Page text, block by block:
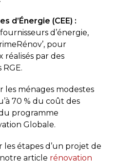
d’Énergie (CEE) :
d’énergie,
pour
réalisés par des
les ménages modestes
70 % du coût des
programme
Globale.
les étapes d’un projet de
article rénovation